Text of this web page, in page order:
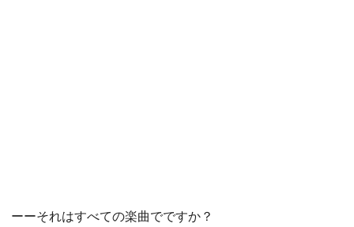
ーーそれはすべての楽曲でですか？